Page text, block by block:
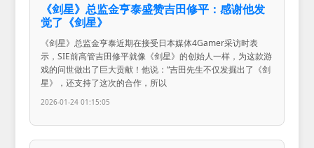
《剑星》总监金亨泰盛赞吉田修平：感谢他发
觉了《剑星》
《剑星》总监金亨泰近期在接受日本媒体4Gamer采访时表
示，SIE前高管吉田修平就像《剑星》的创始人一样，为这款游
戏的问世做出了巨大贡献！他说：“吉田先生不仅发掘出了《剑
星》，还支持了这次的合作，所以
2026-01-24 01:15:05